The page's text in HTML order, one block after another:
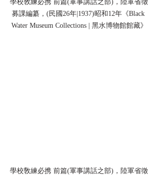
學校敎練必携 前篇(軍事講話之部)，陸軍省徵
募課編纂，(民國26年|1937)昭和12年《Black
Water Museum Collections | 黑水博物館館藏》
學校敎練必携 前篇(軍事講話之部)，陸軍省徵